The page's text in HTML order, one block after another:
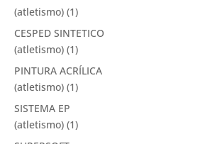
(atletismo) (1)
CESPED SINTETICO
(atletismo) (1)
PINTURA ACRÍLICA
(atletismo) (1)
SISTEMA EP
(atletismo) (1)